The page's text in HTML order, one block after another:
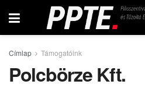
Címlap Támogatóink
Polcbörze Kft.